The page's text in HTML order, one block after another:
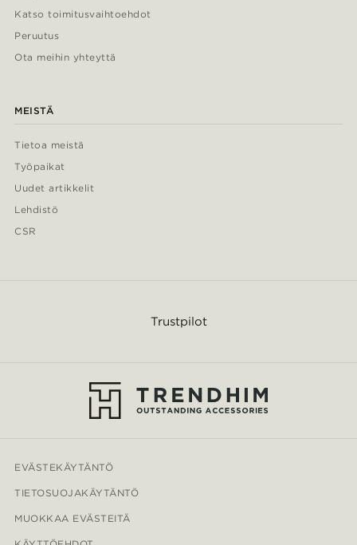
Katso toimitusvaihtoehdot
Peruutus
Ota meihin yhteyttä
MEISTÄ
Tietoa meistä
Työpaikat
Uudet artikkelit
Lehdistö
CSR
Trustpilot
EVÄSTEKÄYTÄNTÖ
TIETOSUOJAKÄYTÄNTÖ
MUOKKAA EVÄSTEITÄ